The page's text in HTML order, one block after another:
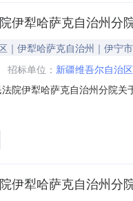
伊犁哈萨克自治州
｜伊犁哈萨克自治州｜伊宁市
招标单位： 新疆维吾尔自治
院伊犁哈萨克自治州分院
购计划金额（元）:项目所
伊犁哈萨克自治州分